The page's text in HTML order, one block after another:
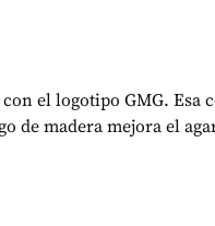
el logotipo GMG.
de madera mejora el